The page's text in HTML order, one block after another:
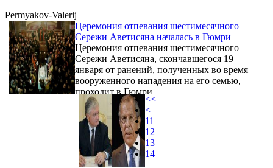
Permyakov-Valerij
Церемония отпевания шестимесячного
Сережи Аветисяна началась в Гюмри
Церемония отпевания шестимесячного
Сережи Аветисяна, скончавшегося 19
января от ранений, полученных во время
вооруженного нападения на его семью,
проходит в Гюмри.
<<
<
11
12
13
14